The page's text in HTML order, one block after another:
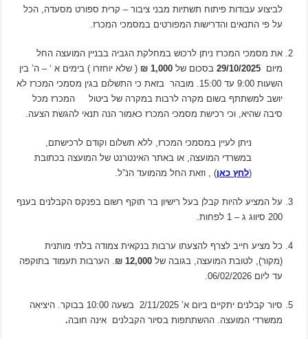
לביצוע עבודות פיתוח תשתיות מבני ציבור – קרית ספורט מסעדה, הכל
על פי התנאים והדרישות המפורטים במסמכי המכרז.
את מסמכי המכרז ניתן לרכוש במחלקת הגביה בבניין המועצה החל
מיום29/10/2025 בסכום של1,000 ₪
( שלא יוחזרו ) בימים א ‘ – ה’ בין
השעות 9:00 עד 15:00. מובהר בזאת כי התשלום בגין מסמכי המכרז לא
יושב למשתתף בשום מקרה לרבות במקרה של ביטול המכרז מכל
סיבה שהיא, וכי רכישת מסמכי המכרז כאמור הנה תנאי להגשת הצעה.
ניתן לעיין במסמכי המכרז, ללא תשלום וקודם לרכישתם,
במשרדי המועצה, או באתר האינטרנט של המועצה בכתובת
(לחץ כאן) , וזאת החל מהמועד הנ”ל.
על המציע להיות קבלן בעל רישיון בר תוקף רשום בפנקס הקבלנים בענף
200 סיווג ג – 1 לפחות.
כל מציע חייב לצרף להצעתו ערבות בנקאית צמודה בלתי מותנית
(מקור), לטובת המועצה, בגובה של12,000 ₪
. הערבות תעמוד בתוקפה
עד ליום 06/02/2026.
סיור קבלנים יתקיים ביום א’ 2/11/2025 בשעה 10:00 בבוקר. היציאה
ממשרדי המועצה. ההשתתפות בסיור הקבלנים אינה חובה.